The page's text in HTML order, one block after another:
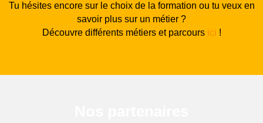
Tu hésites encore sur le choix de la formation ou tu veux en
savoir plus sur un métier ?
Découvre différents métiers et parcours ici !